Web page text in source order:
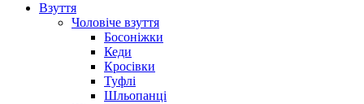
Взуття
Чоловіче взуття
Босоніжки
Кеди
Кросівки
Туфлі
Шльопанці